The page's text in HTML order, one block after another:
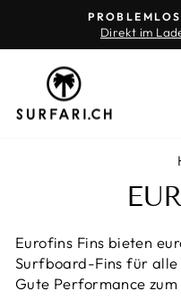
content
Direkt im
Eurofins Fins bieten
Surfboard-Fins für
Gute Performance